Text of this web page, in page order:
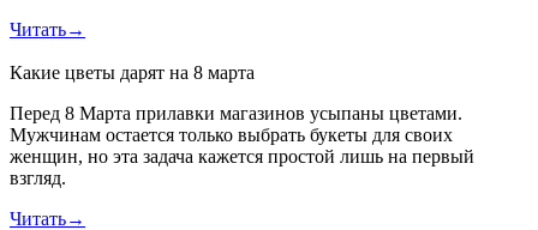
Читать→
Какие цветы дарят на 8 марта
Перед 8 Марта прилавки магазинов усыпаны цветами.
Мужчинам остается только выбрать букеты для своих
женщин, но эта задача кажется простой лишь на первый
взгляд.
Читать→